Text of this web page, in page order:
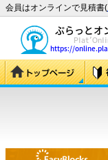
会員はオンラインで見積書(